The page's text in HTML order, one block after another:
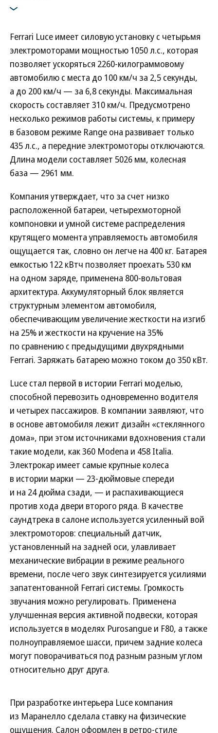
Ferrari Luce имеет силовую установку с четырьмя
электромоторами мощностью 1050 л.с., которая
позволяет ускоряться 2260-килограммовому
автомобилю с места до 100 км/ч за 2,5 секунды,
а до 200 км/ч — за 6,8 секунды. Максимальная
скорость составляет 310 км/ч. Предусмотрено
несколько режимов работы системы, к примеру
в базовом режиме Range она развивает только
435 л.с., а передние электромоторы отключаются.
Длина модели составляет 5026 мм, колесная
база — 2961 мм.
Компания утверждает, что за счет низко
расположенной батареи, четырехмоторной
компоновки и умной системе распределения
крутящего момента управляемость автомобиля
ощущается так, словно он легче на 400 кг. Батарея
емкостью 122 кВтч позволяет проехать 530 км
на одном заряде, применена 800-вольтовая
архитектура. Аккумуляторный блок является
структурным элементом автомобиля,
обеспечивающим увеличение жесткости на изгиб
на 25% и жесткости на кручение на 35%
по сравнению с предыдущими двухрядными
Ferrari. Заряжать батарею можно током до 350 кВт.
Luce стал первой в истории Ferrari моделью,
способной перевозить одновременно водителя
и четырех пассажиров. В компании заявляют, что
в основе автомобиля лежит дизайн «стеклянного
дома», при этом источниками вдохновения стали
такие модели, как 360 Modena и 458 Italia.
Электрокар имеет самые крупные колеса
в истории марки — 23-дюймовые спереди
и на 24 дюйма сзади, — и распахивающиеся
против хода двери второго ряда. В качестве
саундтрека в салоне используется усиленный вой
электромоторов: специальный датчик,
установленный на задней оси, улавливает
механические вибрации в режиме реального
времени, после чего звук синтезируется усилиями
запатентованной Ferrari системы. Громкость
звучания можно регулировать. Применена
улучшенная версия активной подвески, которая
используется в моделях Purosangue и F80, а также
полноуправляемое шасси, причем задние колеса
могут поворачиваться под разным разным углом
относительно друг друга.
При разработке интерьера Luce компания
из Маранелло сделала ставку на физические
ощущения. Салон оформлен в ретро-стиле